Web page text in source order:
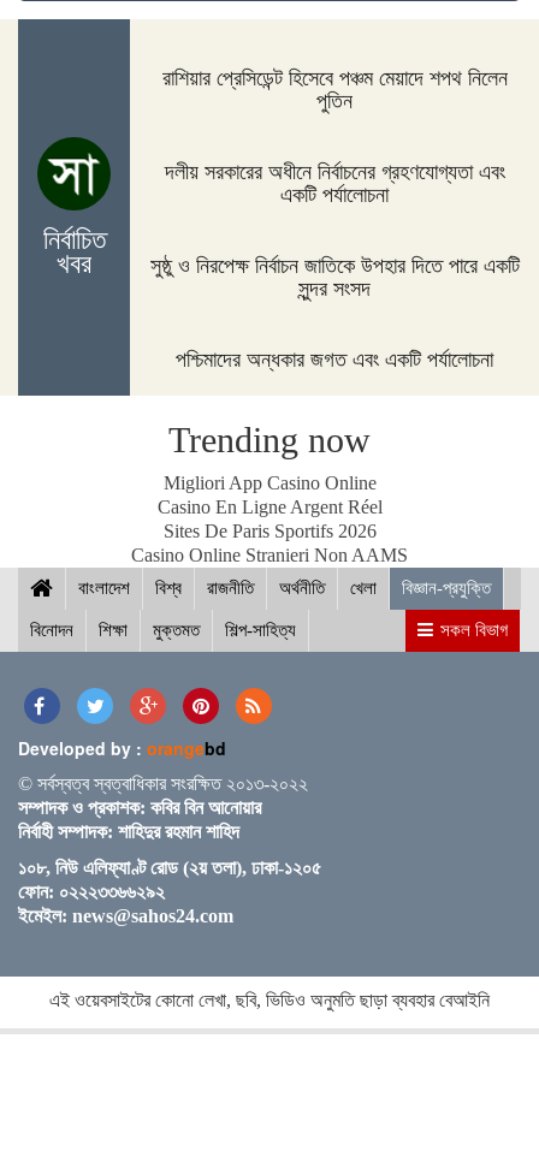
গোপালগঞ্জের কোটালীপাড়ায় ৮ দিনব্যাপী রথযাত্রা উদযাপিত
জিম্বাবুয়ের দায়িত্বে বাংলাদেশের সাবেক বোলিং কোচ ল্যাঙ্গাভেল্ট
দিনাজপুরের ফুলবাড়ীতে সড়ক দুর্ঘটনায় দু’জন নিহত
নীলফামারীতে ১৫০ জন নারীর মধ্যে সঞ্চয়ের চেক বিতরণ
আইসিসি জুন মাসের সেরার দৌড়ে রোহিত-বুমরাহ ও গুরবাজ
স্পিকারের সাথে মালয়েশিয়ার হাউজ অব রিপ্রেজেনটেটিভের
স্পিকারের বৈঠক
ছাত্র-ছাত্রীদের সুনাগরিক হিসেবে গড়ে ওঠার আহ্বান সিমিন
হোসেন রিমির
নড়াইলের চিত্রাপাড়ে চলছে এসএম সুলতান শীর্ষক দুই
দিনব্যাপী আর্ট ক্যাম্প
নির্বাচিত
খবর
রাশিয়ার প্রেসিডেন্ট হিসেবে পঞ্চম মেয়াদে শপথ নিলেন
পুতিন
দলীয় সরকারের অধীনে নির্বাচনের গ্রহণযোগ্যতা এবং
একটি পর্যালোচনা
সুষ্ঠু ও নিরপেক্ষ নির্বাচন জাতিকে উপহার দিতে পারে একটি
সুন্দর সংসদ
পশ্চিমাদের অন্ধকার জগত এবং একটি পর্যালোচনা
Trending now
Migliori App Casino Online
Casino En Ligne Argent Réel
Sites De Paris Sportifs 2026
Casino Online Stranieri Non AAMS
বাংলাদেশ বিশ্ব রাজনীতি অর্থনীতি খেলা বিজ্ঞান-প্রযুক্তি
বিনোদন শিক্ষা মুক্তমত শিল্প-সাহিত্য সকল বিভাগ
Developed by : orangebd
© সর্বস্বত্ব স্বত্বাধিকার সংরক্ষিত ২০১৩-২০২২
সম্পাদক ও প্রকাশক: কবির বিন আনোয়ার
নির্বাহী সম্পাদক: শাহিদুর রহমান শাহিদ
১০৮, নিউ এলিফ্যাণ্ট রোড (২য় তলা), ঢাকা-১২০৫
ফোন: ০২২২৩৩৬৬২৯২
ইমেইল: news@sahos24.com
এই ওয়েবসাইটের কোনো লেখা, ছবি, ভিডিও অনুমতি ছাড়া ব্যবহার বেআইনি